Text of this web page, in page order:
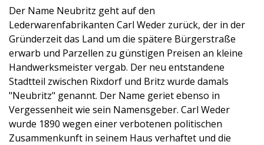
Der Name Neubritz geht auf den
Lederwarenfabrikanten Carl Weder zurück, der in der
Gründerzeit das Land um die spätere Bürgerstraße
erwarb und Parzellen zu günstigen Preisen an kleine
Handwerksmeister vergab. Der neu entstandene
Stadtteil zwischen Rixdorf und Britz wurde damals
"Neubritz" genannt. Der Name geriet ebenso in
Vergessenheit wie sein Namensgeber. Carl Weder
wurde 1890 wegen einer verbotenen politischen
Zusammenkunft in seinem Haus verhaftet und die